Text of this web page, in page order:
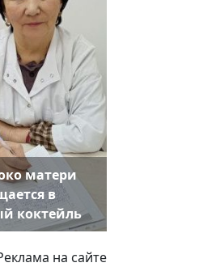
матери
в
коктейль
на сайте